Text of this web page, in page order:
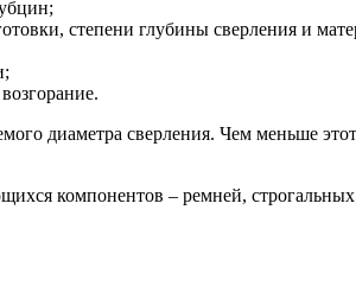
степени глубины сверления и
диаметра сверления. Чем меньше
компонентов – ремней,